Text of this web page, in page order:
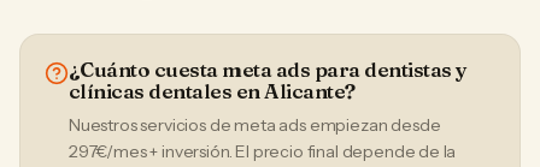
¿Cuánto cuesta meta ads para dentistas y
clínicas dentales en Alicante?
Nuestros servicios de meta ads empiezan desde
297€/mes + inversión. El precio final depende de la